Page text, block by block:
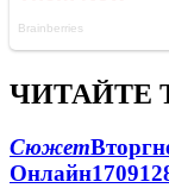
ЧИТАЙТЕ
Сюжет
Онлайн1709